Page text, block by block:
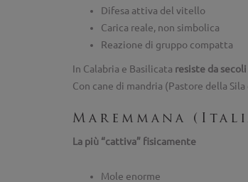
Difesa attiva del vitello
Carica reale, non simbolica
Reazione di gruppo compatta
In Calabria e Basilicata resiste da
Con cane di mandria (Pastore della
Maremmana
La più “cattiva” fisicamente
Mole enorme